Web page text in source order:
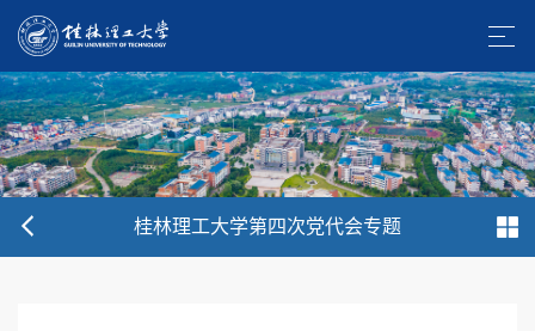
桂林理工大学第四次党代会专题